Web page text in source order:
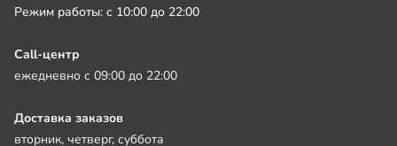
Режим работы: с 10:00 до 22:00
Call-центр
ежедневно с 09:00 до 22:00
Доставка заказов
вторник, четверг, суббота